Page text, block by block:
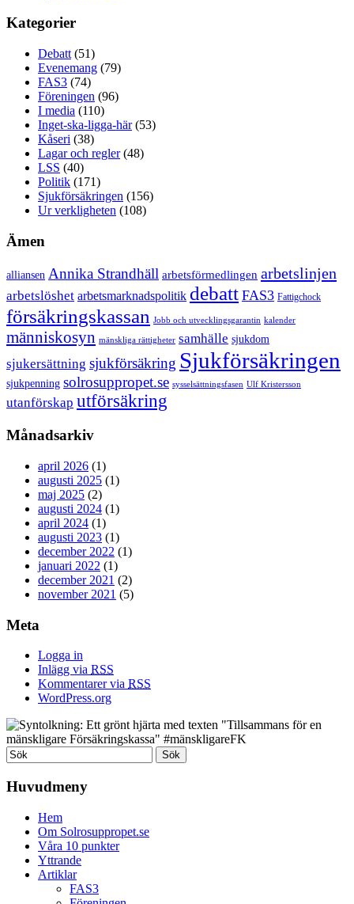
Kategorier
Debatt (51)
Evenemang (79)
FAS3 (74)
Föreningen (96)
I media (110)
Inget-ska-ligga-här(53)
Kåseri (38)
Lagar och regler(48)
LSS (40)
Politik (171)
Sjukförsäkringen (156)
Ur verkligheten (108)
Ämen
alliansen Annika Strandhäll arbetsförmedlingen arbetslinjen
arbetslöshet arbetsmarknadspolitik debatt FAS3 Fattigchock
försäkringskassan Jobb och utvecklingsgarantin kalender
människosyn mänskliga rättigheter samhälle sjukdom
sjukersättning sjukförsäkring Sjukförsäkringen
sjukpenning solrosuppropet.se sysselsättningsfasen Ulf Kristersson
utanförskap utförsäkring
Månadsarkiv
april 2026 (1)
augusti 2025 (1)
maj 2025 (2)
augusti 2024 (1)
april 2024 (1)
augusti 2023 (1)
december 2022 (1)
januari 2022 (1)
december 2021 (2)
november 2021 (5)
Meta
Logga in
Inlägg via RSS
Kommentarer via RSS
WordPress.org
Huvudmeny
Hem
Om Solrosuppropet.se
Våra 10 punkter
Yttrande
Artiklar
FAS3